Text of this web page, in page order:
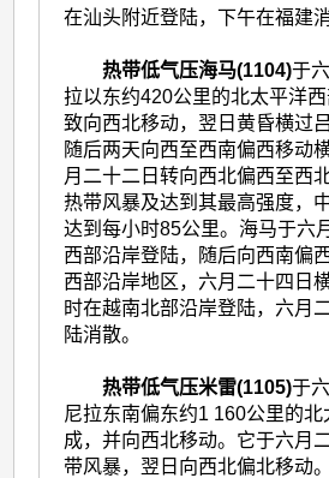
在汕头附近登陆，下午在福建消
热带低气压海马(1104)于
拉以东约420公里的北太平洋
致向西北移动，翌日黄昏横过
随后两天向西至西南偏西移动
月二十二日转向西北偏西至西
热带风暴及达到其最高强度，
达到每小时85公里。海马于六
西部沿岸登陆，随后向西南偏
西部沿岸地区，六月二十四日
时在越南北部沿岸登陆，六月
陆消散。
热带低气压米雷(1105)于
尼拉东南偏东约1 160公里的
成，并向西北移动。它于六月
带风暴，翌日向西北偏北移动